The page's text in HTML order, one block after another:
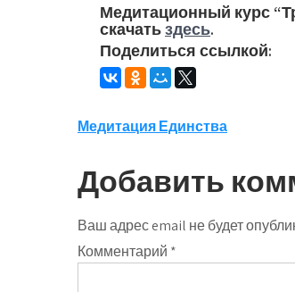
Медитационный курс
скачатьздесь.
Поделиться ссылкой:
Навигация
по
записям
Медитация Единства
Добавить
Ваш адрес email не будет
Комментарий *